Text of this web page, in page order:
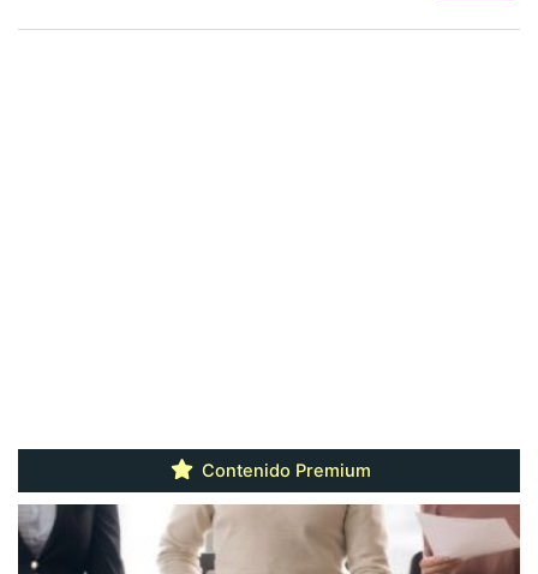
Contenido Premium